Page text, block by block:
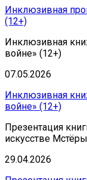
Инклюзивная
(12+)
Инклюзивная
войне» (12+)
07.05.2026
Инклюзивная
войне» (12+)
Презентация
искусстве
29.04.2026